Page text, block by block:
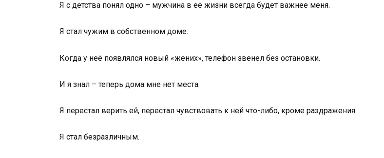
Я с детства понял одно – мужчина в её жизни всегда будет важнее меня.
Я стал чужим в собственном доме.
Когда у неё появлялся новый «жених», телефон звенел без остановки.
И я знал – теперь дома мне нет места.
Я перестал верить ей, перестал чувствовать к ней что-либо, кроме раздражения.
Я стал безразличным.